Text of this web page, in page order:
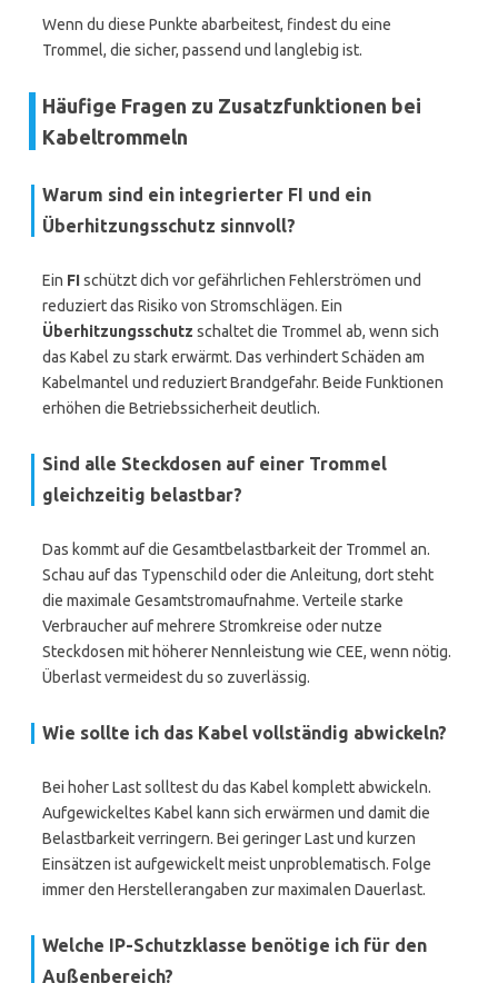
Wenn du diese Punkte abarbeitest, findest du eine
Trommel, die sicher, passend und langlebig ist.
Häufige Fragen zu Zusatzfunktionen bei
Kabeltrommeln
Warum sind ein integrierter FI und ein
Überhitzungsschutz sinnvoll?
Ein FIschützt dich vor gefährlichen Fehlerströmen und
reduziert das Risiko von Stromschlägen. Ein
Überhitzungsschutz schaltet die Trommel ab, wenn sich
das Kabel zu stark erwärmt. Das verhindert Schäden am
Kabelmantel und reduziert Brandgefahr. Beide Funktionen
erhöhen die Betriebssicherheit deutlich.
Sind alle Steckdosen auf einer Trommel
gleichzeitig belastbar?
Das kommt auf die Gesamtbelastbarkeit der Trommel an.
Schau auf das Typenschild oder die Anleitung, dort steht
die maximale Gesamtstromaufnahme. Verteile starke
Verbraucher auf mehrere Stromkreise oder nutze
Steckdosen mit höherer Nennleistung wie CEE, wenn nötig.
Überlast vermeidest du so zuverlässig.
Wie sollte ich das Kabel vollständig abwickeln?
Bei hoher Last solltest du das Kabel komplett abwickeln.
Aufgewickeltes Kabel kann sich erwärmen und damit die
Belastbarkeit verringern. Bei geringer Last und kurzen
Einsätzen ist aufgewickelt meist unproblematisch. Folge
immer den Herstellerangaben zur maximalen Dauerlast.
Welche IP-Schutzklasse benötige ich für den
Außenbereich?